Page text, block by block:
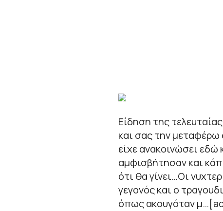
Είδηση της
και σας την
είχε ανακοινώσει εδώ
αμφισβήτησαν και
ότι θα γίνει…Οι
γεγονός και ο
όπως ακουγόταν